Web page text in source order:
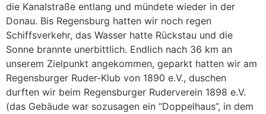
die Kanalstraße entlang und mündete wieder in der
Donau. Bis Regensburg hatten wir noch regen
Schiffsverkehr, das Wasser hatte Rückstau und die
Sonne brannte unerbittlich. Endlich nach 36 km an
unserem Zielpunkt angekommen, geparkt hatten wir am
Regensburger Ruder-Klub von 1890 e.V., duschen
durften wir beim Regensburger Ruderverein 1898 e.V.
(das Gebäude war sozusagen ein “Doppelhaus”, in dem